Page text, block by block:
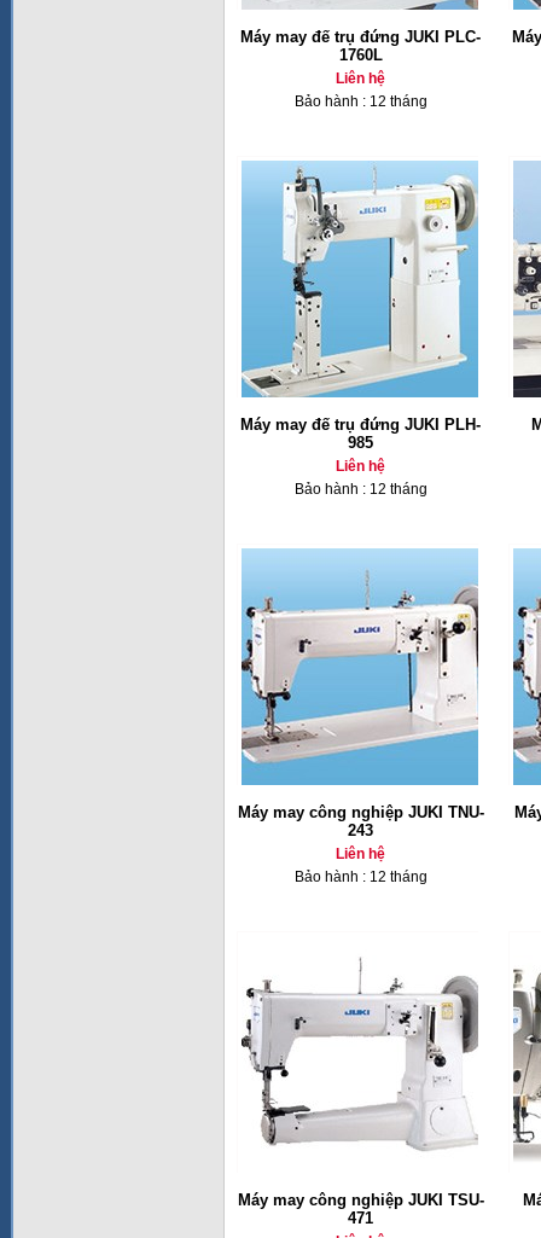
Máy may đế trụ đứng JUKI PLC-
1760L
Liên hệ
Bảo hành : 12 tháng
Máy may đế trụ đứng JUKI PLH-
985
Liên hệ
Bảo hành : 12 tháng
Máy may công nghiệp JUKI TNU-
243
Liên hệ
Bảo hành : 12 tháng
Máy may công nghiệp JUKI TSU-
471